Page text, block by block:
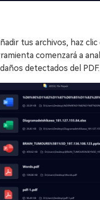
tus archivos, haz clic
comenzará a
detectados del PDF.